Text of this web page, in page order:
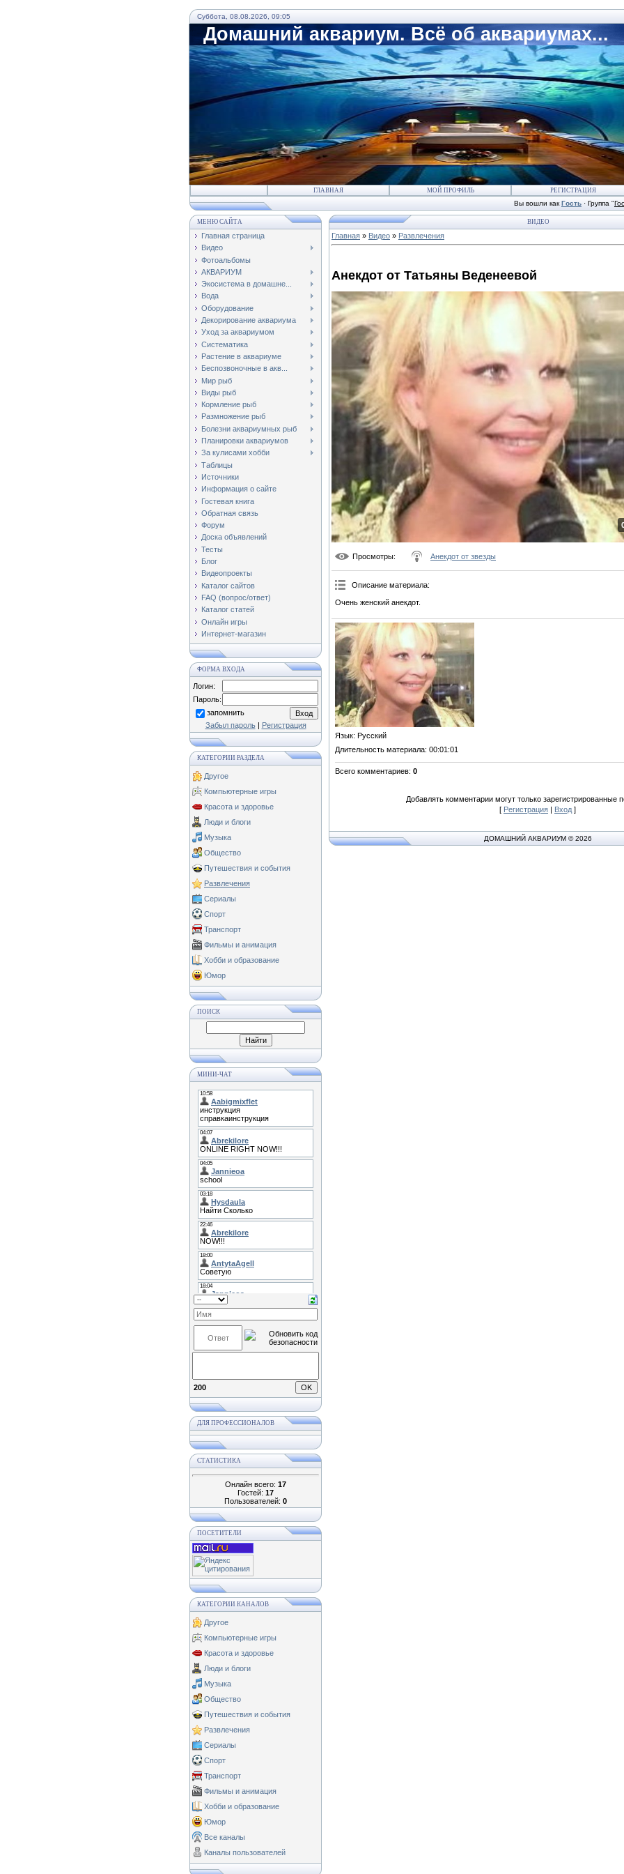
Суббота, 08.08.2026, 09:05
Домашний аквариум. Всё об аквариумах...
ГЛАВНАЯ МОЙ ПРОФИЛЬ РЕГИСТРАЦИЯ
Вы вошли как Гость · Группа "
МЕНЮ САЙТА
Главная страница
Видео
Фотоальбомы
АКВАРИУМ
Экосистема в домашне...
Вода
Оборудование
Декорирование аквариума
Уход за аквариумом
Систематика
Растение в аквариуме
Беспозвоночные в акв...
Мир рыб
Виды рыб
Кормление рыб
Размножение рыб
Болезни аквариумных рыб
Планировки аквариумов
За кулисами хобби
Таблицы
Источники
Информация о сайте
Гостевая книга
Обратная связь
Форум
Доска объявлений
Тесты
Блог
Видеопроекты
Каталог сайтов
FAQ (вопрос/ответ)
Каталог статей
Онлайн игры
Интернет-магазин
ФОРМА ВХОДА
Логин:
Пароль:
запомнить
Забыл пароль| Регистрация
КАТЕГОРИИ РАЗДЕЛА
Другое
Компьютерные игры
Красота и здоровье
Люди и блоги
Музыка
Общество
Путешествия и события
Развлечения
Сериалы
Спорт
Транспорт
Фильмы и анимация
Хобби и образование
Юмор
ПОИСК
МИНИ-ЧАТ
200
ДЛЯ ПРОФЕССИОНАЛОВ
СТАТИСТИКА
Онлайн всего: 17
Гостей: 17
Пользователей: 0
ПОСЕТИТЕЛИ
КАТЕГОРИИ КАНАЛОВ
Другое
Компьютерные игры
Красота и здоровье
Люди и блоги
Музыка
Общество
Путешествия и события
Развлечения
Сериалы
Спорт
Транспорт
Фильмы и анимация
Хобби и образование
Юмор
Все каналы
Каналы пользователей
ВИДЕО
Главная » Видео » Развлечения
Анекдот от Татьяны Веденеевой
Просмотры: Анекдот от звезды
Описание материала:
Очень женский анекдот.
Язык: Русский
Длительность материала: 00:01:01
Всего комментариев: 0
Добавлять комментарии могут только зарегистрированные
[ Регистрация | Вход ]
ДОМАШНИЙ АКВАРИУМ © 2026